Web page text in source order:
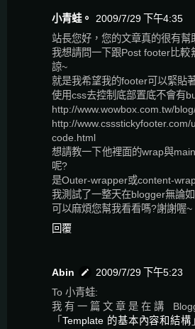
小青蛙。
2009/7/29 下午4:35
站長您好，您的文章真的很有幫
我想請問一下跟Post footer比較
諒~
就是我希望我的footer可以緊貼
使用css去控制底部置底不會有
http://www.wowbox.com.tw/
http://
code.html
想請教一下他裡面的wrap與
呢?
是Outer-wrapper或content-
我測試了一整天在blogger無論
可以麻煩您幫我看看嗎?謝謝喔~
回覆
Abin
2009/7/29 下午5:23
To 小青蛙:
我有一篇文章是在講
「 Template 的基本內容和結構